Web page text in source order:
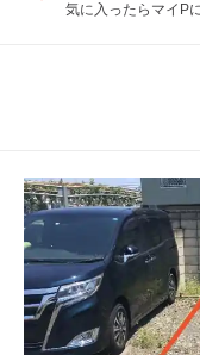
気に入ったらマイP